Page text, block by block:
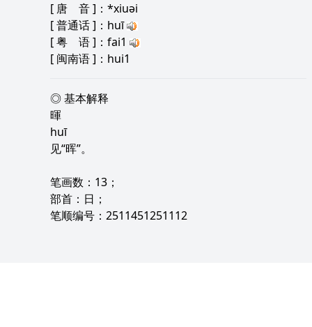
[ 唐 音]：*xiuəi
[普通话]：huī
[粤 语]：fai1
[ 闽南语]：hui1
◎ 基本解释
暉
huī
见“晖”。
笔画数：13；
部首：日；
笔顺编号：2511451251112